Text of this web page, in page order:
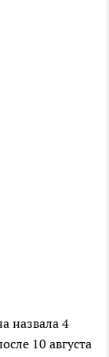
назвала 4
10 августа